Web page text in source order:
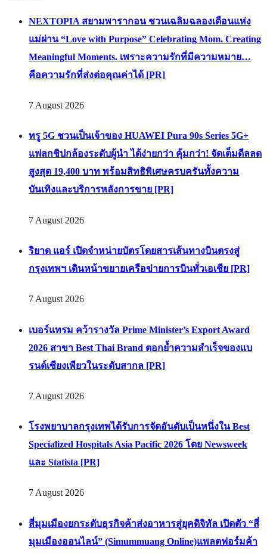
NEXTOPIA สยามพารากอน ชวนเฉลิมฉลองเดือนแห่ง
แม่ผ่าน “Love with Purpose” Celebrating Mom. Creating
Meaningful Moments. เพราะความรักที่มีความหมาย…
คือความรักที่ส่งต่อคุณค่าได้ [PR]
7 August 2026
ทรู 5G ชวนเป็นเจ้าของ HUAWEI Pura 90s Series 5G+
แฟลกชิปกล้องระดับผู้นำ ได้ง่ายกว่า คุ้มกว่า! จัดเต็มดีลลด
สูงสุด 19,400 บาท พร้อมสิทธิพิเศษครบครันทั้งความ
บันเทิงและบริการหลังการขาย [PR]
7 August 2026
ริยาด แอร์ เปิดจำหน่ายบัตรโดยสารเส้นทางบินตรงสู่
กรุงเทพฯ เดินหน้าขยายเครือข่ายการบินทั่วเอเชีย [PR]
7 August 2026
เบอร์แทรม คว้ารางวัล Prime Minister’s Export Award
2026 สาขา Best Thai Brand ตอกย้ำความสำเร็จของแบ
รนด์เซียงเพียวในระดับสากล [PR]
7 August 2026
โรงพยาบาลกรุงเทพได้รับการจัดอันดับเป็นหนึ่งใน Best
Specialized Hospitals Asia Pacific 2026 โดย Newsweek
และ Statista [PR]
7 August 2026
สี่มุมเมืองยกระดับธุรกิจค้าส่งอาหารสู่ยุคดิจิทัล เปิดตัว “สี่
มุมเมืองออนไลน์” (Simummuang Online)แพลตฟอร์มค้า